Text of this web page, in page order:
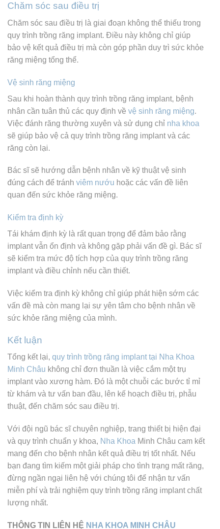
Chăm sóc sau điều trị
Chăm sóc sau điều trị là giai đoạn không thể thiếu trong
quy trình trồng răng implant. Điều này không chỉ giúp
bảo vệ kết quả điều trị mà còn góp phần duy trì sức khỏe
răng miệng tổng thể.
Vệ sinh răng miệng
Sau khi hoàn thành quy trình trồng răng implant, bệnh
nhân cần tuân thủ các quy định về vệ sinh răng miệng.
Việc đánh răng thường xuyên và sử dụng chỉ nha khoa
sẽ giúp bảo vệ cả quy trình trồng răng implant và các
răng còn lại.
Bác sĩ sẽ hướng dẫn bệnh nhân về kỹ thuật vệ sinh
đúng cách để tránh viêm nướu hoặc các vấn đề liên
quan đến sức khỏe răng miệng.
Kiểm tra định kỳ
Tái khám định kỳ là rất quan trọng để đảm bảo rằng
implant vẫn ổn định và không gặp phải vấn đề gì. Bác sĩ
sẽ kiểm tra mức độ tích hợp của quy trình trồng răng
implant và điều chỉnh nếu cần thiết.
Việc kiểm tra định kỳ không chỉ giúp phát hiện sớm các
vấn đề mà còn mang lại sự yên tâm cho bệnh nhân về
sức khỏe răng miệng của mình.
Kết luận
Tổng kết lại, quy trình trồng răng implant tại Nha Khoa
Minh Châu không chỉ đơn thuần là việc cắm một trụ
implant vào xương hàm. Đó là một chuỗi các bước tỉ mỉ
từ khám và tư vấn ban đầu, lên kế hoạch điều trị, phẫu
thuật, đến chăm sóc sau điều trị.
Với đội ngũ bác sĩ chuyên nghiệp, trang thiết bị hiện đại
và quy trình chuẩn y khoa, Nha Khoa Minh Châu cam kết
mang đến cho bệnh nhân kết quả điều trị tốt nhất. Nếu
bạn đang tìm kiếm một giải pháp cho tình trạng mất răng,
đừng ngần ngại liên hệ với chúng tôi để nhận tư vấn
miễn phí và trải nghiệm quy trình trồng răng implant chất
lượng nhất.
THÔNG TIN LIÊN HỆ NHA KHOA MINH CHÂU